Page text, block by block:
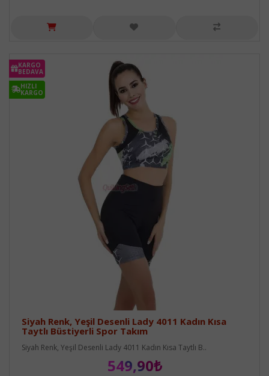
KARGO
BEDAVA
HIZLI
KARGO
Siyah Renk, Yeşil Desenli Lady 4011 Kadın Kısa
Taytlı Büstiyerli Spor Takım
Siyah Renk, Yeşil Desenli Lady 4011 Kadın Kısa Taytlı B..
549,90₺